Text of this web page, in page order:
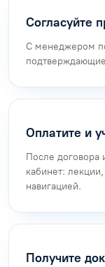
Согласуйте
С менеджером
Оплатите и
После договора
кабинет:
навигацией.
Получите